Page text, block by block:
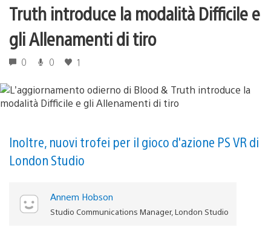
Truth introduce la modalità Difficile e
gli Allenamenti di tiro
0 0 1
Inoltre, nuovi trofei per il gioco d'azione PS VR di
London Studio
Annem Hobson
Studio Communications Manager, London Studio